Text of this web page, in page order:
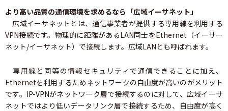
より高い品質の通信環境を求めるなら「広域イーサネット」
広域イーサネットとは、通信事業者が提供する専用線を利用する
VPN接続です。物理的に距離があるLAN同士をEthernet（イーサー
ネット/イーサネット）で接続します。広域LANとも呼ばれます。
専用線と同等の情報セキュリティで通信できることに加え、
Ethernetを利用するためネットワークの自由度が高いのがメリット
です。IP-VPNがネットワーク層で接続するのに対して、広域イーサ
ネットではより低いデータリンク層で接続するため、自由度が高く